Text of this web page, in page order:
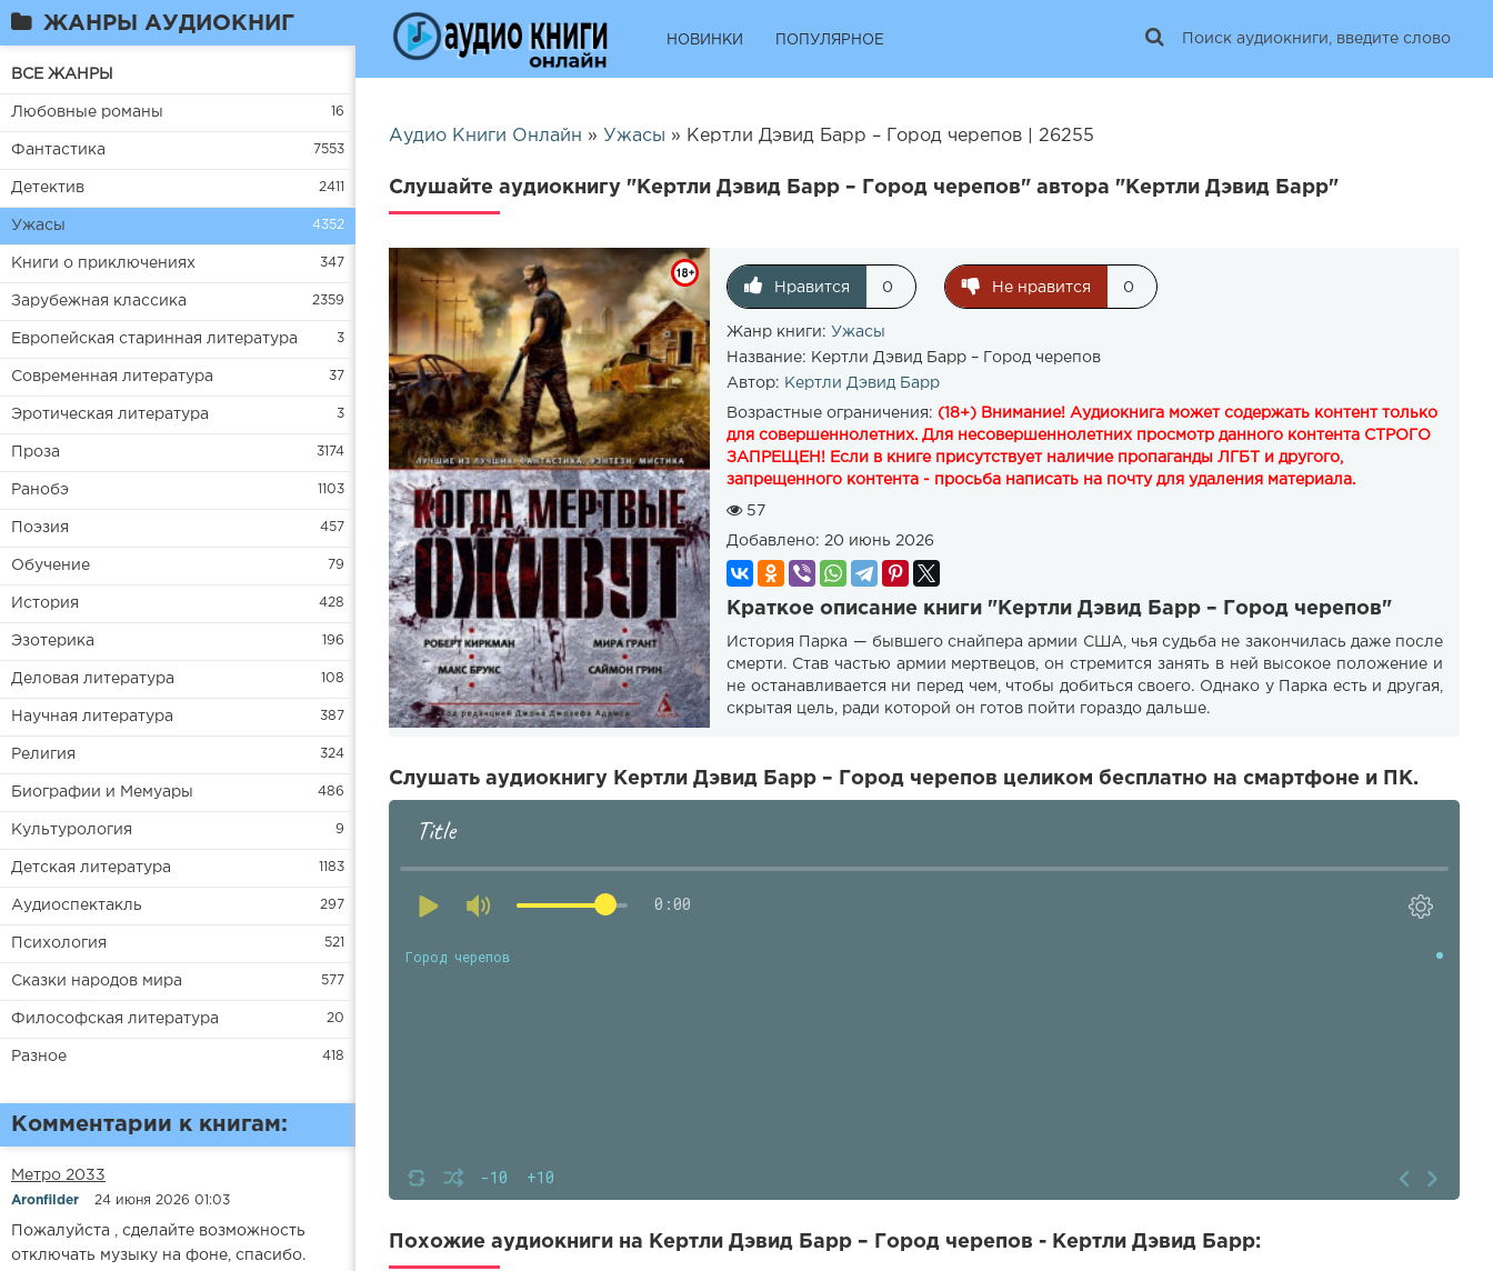
ЖАНРЫ АУДИОКНИГ
ВСЕ ЖАНРЫ
Любовные романы 16
Фантастика 7553
Детектив 2411
Ужасы 4352
Книги о приключениях 347
Зарубежная классика 2359
Европейская старинная литература 3
Современная литература 37
Эротическая литература 3
Проза 3174
Ранобэ 1103
Поэзия 457
Обучение 79
История 428
Эзотерика 196
Деловая литература 108
Научная литература 387
Религия 324
Биографии и Мемуары 486
Культурология 9
Детская литература 1183
Аудиоспектакль 297
Психология 521
Сказки народов мира 577
Философская литература 20
Разное 418
Комментарии к книгам:
Метро 2033
Aronfilder 24 июня 2026 01:03
Пожалуйста , сделайте возможность
отключать музыку на фоне, спасибо.
НОВИНКИ ПОПУЛЯРНОЕ
Аудио Книги Онлайн » Ужасы » Кертли Дэвид Барр – Город черепов | 26255
Слушайте аудиокнигу "Кертли Дэвид Барр – Город черепов" автора "Кертли Дэвид Барр"
Нравится 0 Не нравится 0
Жанр книги: Ужасы
Название: Кертли Дэвид Барр – Город черепов
Автор: Кертли Дэвид Барр
Возрастные ограничения: (18+) Внимание! Аудиокнига может содержать контент только
для совершеннолетних. Для несовершеннолетних просмотр данного контента СТРОГО
ЗАПРЕЩЕН! Если в книге присутствует наличие пропаганды ЛГБТ и другого,
запрещенного контента - просьба написать на почту для удаления материала.
57
Добавлено: 20 июнь 2026
Краткое описание книги "Кертли Дэвид Барр – Город черепов"
История Парка — бывшего снайпера армии США, чья судьба не закончилась даже после
смерти. Став частью армии мертвецов, он стремится занять в ней высокое положение и
не останавливается ни перед чем, чтобы добиться своего. Однако у Парка есть и другая,
скрытая цель, ради которой он готов пойти гораздо дальше.
Слушать аудиокнигу Кертли Дэвид Барр – Город черепов целиком бесплатно на смартфоне и ПК.
Title
0:00
-10 +10
Город черепов
Похожие аудиокниги на Кертли Дэвид Барр – Город черепов - Кертли Дэвид Барр: